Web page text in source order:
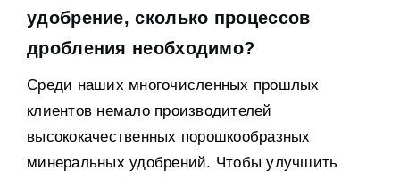
удобрение, сколько процессов
дробления необходимо?
Среди наших многочисленных прошлых
клиентов немало производителей
высококачественных порошкообразных
минеральных удобрений. Чтобы улучшить